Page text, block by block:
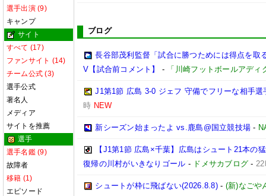
選手出演 (9)
キャンプ
サイト
すべて (17)
ファンサイト (14)
チーム公式 (3)
選手公式
著名人
メディア
サイトを推薦
選手
選手名鑑 (9)
故障者
移籍 (1)
エピソード
ブログ
長谷部茂利監督「試合に勝つためには得点を
V【試合前コメント】
- 「川崎フットボールアディ
J1第1節 広島 3-0 ジェフ 守備でフリーな相手
時 NEW
新シーズン始まったよ vs.鹿島@国立競技場 -
【J1第1節 広島×千葉】広島はシュート21本の
復帰の川村がいきなりゴール - ドメサカブログ - 22
シュートが枠に飛ばない(2026.8.8)- (新)なごや